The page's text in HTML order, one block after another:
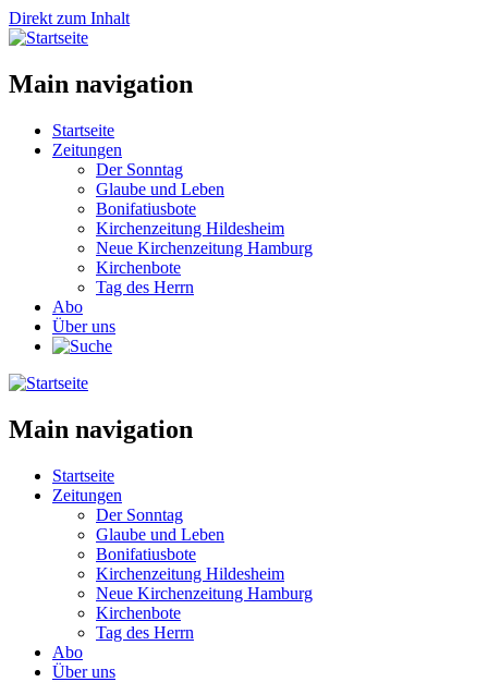
Direkt zum Inhalt
Main navigation
Startseite
Zeitungen
Der Sonntag
Glaube und Leben
Bonifatiusbote
Kirchenzeitung Hildesheim
Neue Kirchenzeitung Hamburg
Kirchenbote
Tag des Herrn
Abo
Über uns
Main navigation
Startseite
Zeitungen
Der Sonntag
Glaube und Leben
Bonifatiusbote
Kirchenzeitung Hildesheim
Neue Kirchenzeitung Hamburg
Kirchenbote
Tag des Herrn
Abo
Über uns